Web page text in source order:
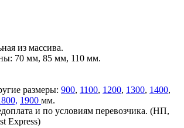
из массива.
70 мм, 85 мм, 110 мм.
размеры: 900, 1100, 1200, 1300, 1400,
1900 мм.
и по условиям перевозчика. (НП,
Express)